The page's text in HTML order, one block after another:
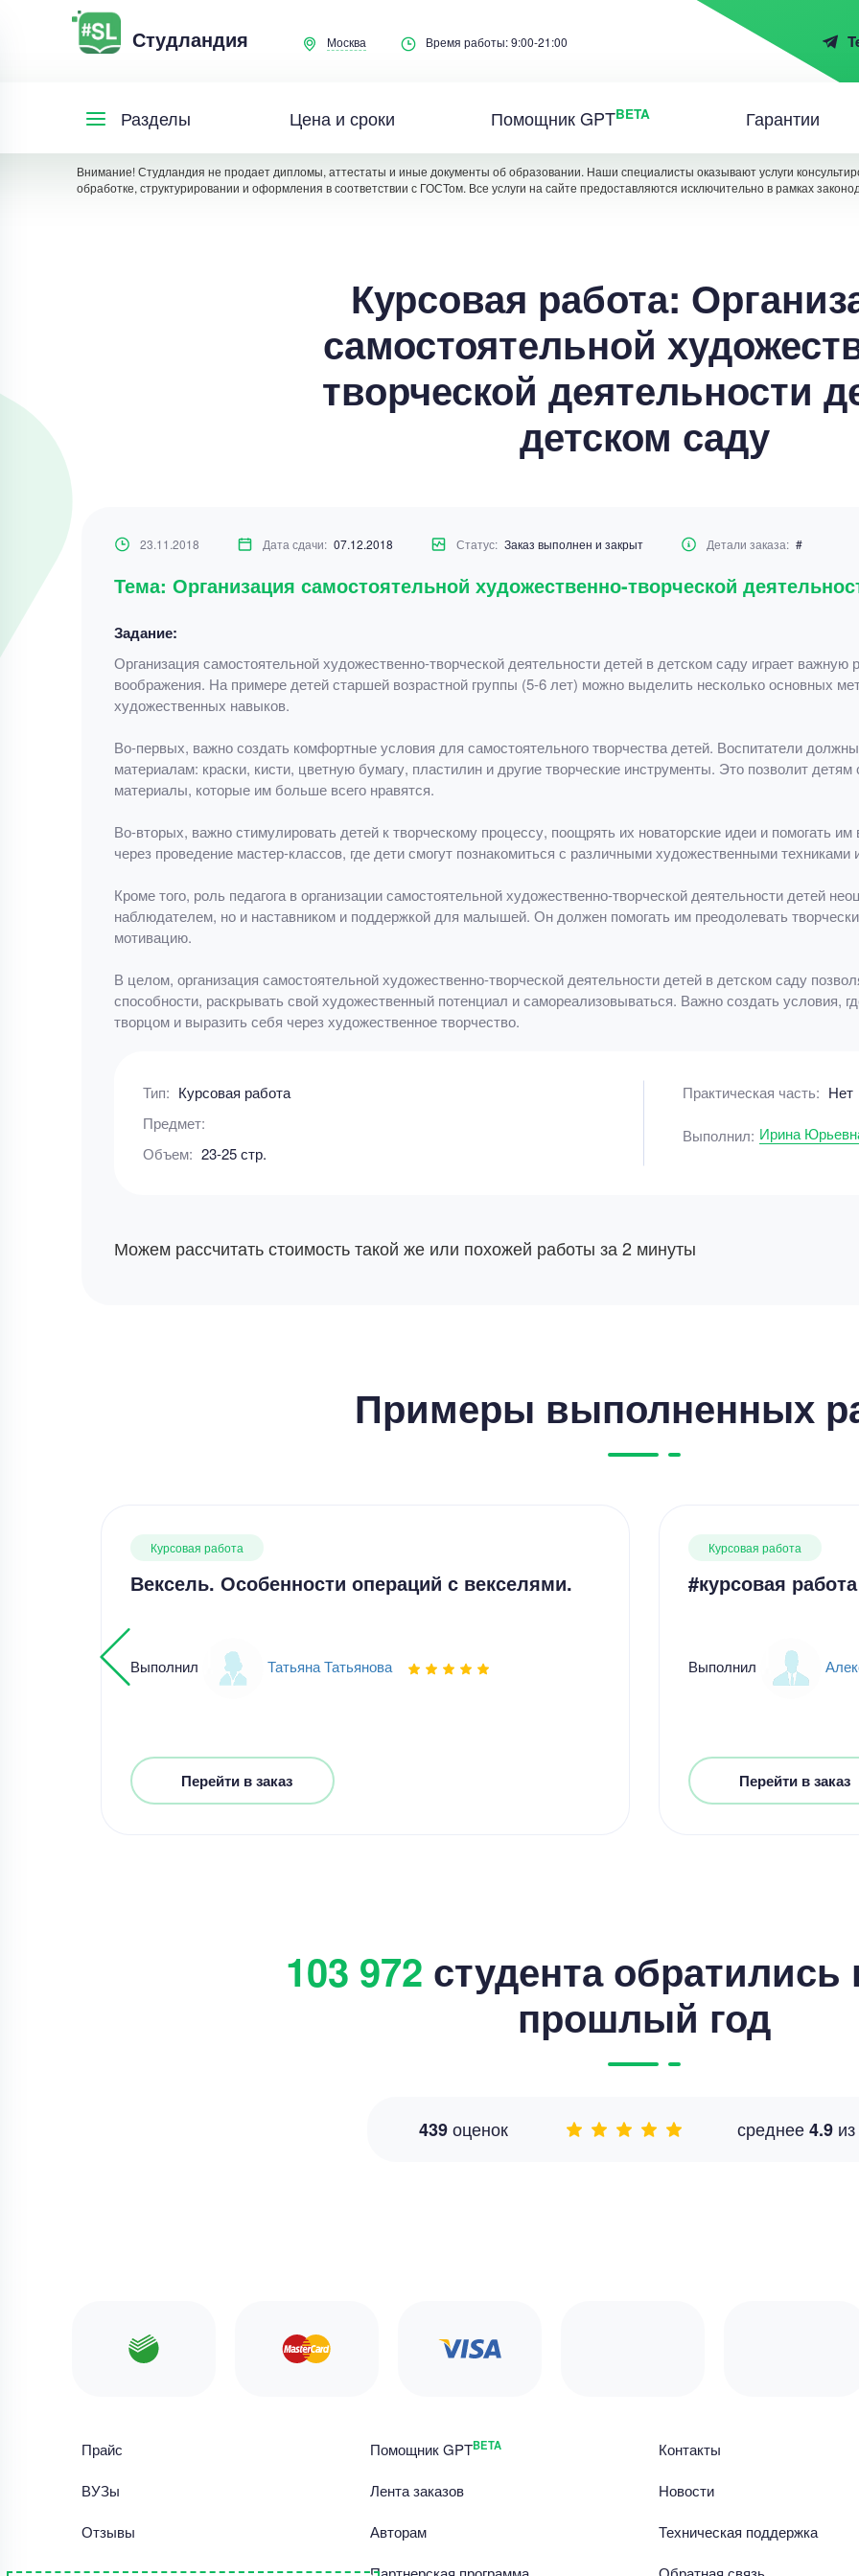
Студландия Москва Время работы: 9:00-21:00
Разделы Цена и сроки Помощник GPTBETA Гарантии
Внимание! Студландия не продает дипломы, аттестаты и иные документы об образовании. Наши специалисты оказывают услуги
обработке, структурировании и оформления в соответствии с ГОСТом. Все услуги на сайте предоставляются исключительно в рамках
Курсовая работа:
самостоятельной
творческой деятельности
детском саду
23.11.2018 Дата сдачи: 07.12.2018 Статус: Заказ выполнен и закрыт Детали заказа: #
Тема: Организация самостоятельной художественно-творческой
Задание:
Организация самостоятельной художественно-творческой деятельности детей в детском саду играет важную
воображения. На примере детей старшей возрастной группы (5-6 лет) можно выделить несколько основных
художественных навыков.
Во-первых, важно создать комфортные условия для самостоятельного творчества детей. Воспитатели
материалам: краски, кисти, цветную бумагу, пластилин и другие творческие инструменты. Это позволит
материалы, которые им больше всего нравятся.
Во-вторых, важно стимулировать детей к творческому процессу, поощрять их новаторские идеи и помогать
через проведение мастер-классов, где дети смогут познакомиться с различными художественными техниками
Кроме того, роль педагога в организации самостоятельной художественно-творческой деятельности детей
наблюдателем, но и наставником и поддержкой для малышей. Он должен помогать им преодолевать
мотивацию.
В целом, организация самостоятельной художественно-творческой деятельности детей в детском саду
способности, раскрывать свой художественный потенциал и самореализовываться. Важно создать условия,
творцом и выразить себя через художественное творчество.
Тип: Курсовая работа
Предмет:
Объем: 23-25 стр.
Практическая часть: Нет
Выполнил: Ирина
Можем рассчитать стоимость такой же или похожей работы за 2 минуты
Примеры выполненных
Курсовая работа
Вексель. Особенности операций с векселями.
Выполнил Татьяна Татьянова
Перейти в заказ
Курсовая работа
#курсовая
Выполнил
Перейти в заказ
103 972 студента обратились
прошлый год
439оценок среднее4.9 из
Прайс
ВУЗы
Отзывы
Помощник GPTBETA
Лента заказов
Авторам
Контакты
Новости
Техническая поддержка